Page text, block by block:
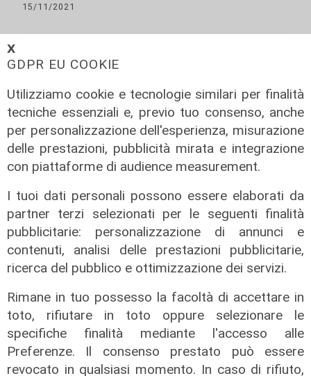
𝗫
GDPR EU COOKIE
Utilizziamo cookie e tecnologie similari per finalità
tecniche essenziali e, previo tuo consenso, anche
per personalizzazione dell'esperienza, misurazione
delle prestazioni, pubblicità mirata e integrazione
con piattaforme di audience measurement.
I tuoi dati personali possono essere elaborati da
partner terzi selezionati per le seguenti finalità
pubblicitarie: personalizzazione di annunci e
contenuti, analisi delle prestazioni pubblicitarie,
ricerca del pubblico e ottimizzazione dei servizi.
Rimane in tuo possesso la facoltà di accettare in
toto, rifiutare in toto oppure selezionare le
specifiche finalità mediante l'accesso alle
Preferenze. Il consenso prestato può essere
revocato in qualsiasi momento. In caso di rifiuto,
15/11/2021
ALTRE NOTIZIE